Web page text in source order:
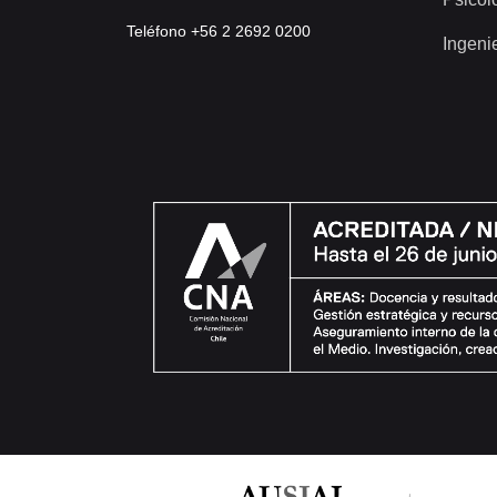
Teléfono +56 2 2692 0200